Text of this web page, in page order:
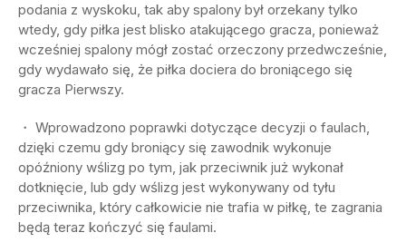
podania z wyskoku, tak aby spalony był orzekany tylko
wtedy, gdy piłka jest blisko atakującego gracza, ponieważ
wcześniej spalony mógł zostać orzeczony przedwcześnie,
gdy wydawało się, że piłka dociera do broniącego się
gracza Pierwszy.
・ Wprowadzono poprawki dotyczące decyzji o faulach,
dzięki czemu gdy broniący się zawodnik wykonuje
opóźniony wślizg po tym, jak przeciwnik już wykonał
dotknięcie, lub gdy wślizg jest wykonywany od tyłu
przeciwnika, który całkowicie nie trafia w piłkę, te zagrania
będą teraz kończyć się faulami.